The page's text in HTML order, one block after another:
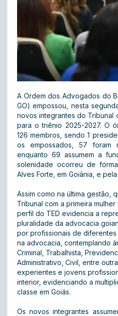
A Ordem dos Advogados do
GO) empossou, nesta
novos integrantes do Tribunal
para o triênio 2025-2027. O
126 membros, sendo 1
os empossados, 57 foram
enquanto 69 assumem a
solenidade ocorreu de
Alves Forte, em Goiânia, e
Assim como na última gestão,
Tribunal com a primeira
perfil do TED evidencia a
pluralidade da advocacia
por profissionais de
na advocacia, contemplando
Criminal, Trabalhista,
Administrativo, Civil, entre
experientes e jovens
interior, evidenciando a
classe em Goiás.
Os novos integrantes